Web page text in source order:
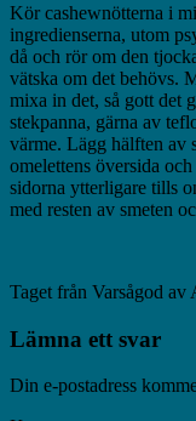
Kör cashewnötterna i
ingredienserna, utom
då och rör om den
vätska om det behövs.
mixa in det, så gott det
stekpanna, gärna av
värme. Lägg hälften av
omelettens översida
sidorna ytterligare tills
med resten av smeten
Taget från Varsågod
Lämna ett svar
Din e-postadress